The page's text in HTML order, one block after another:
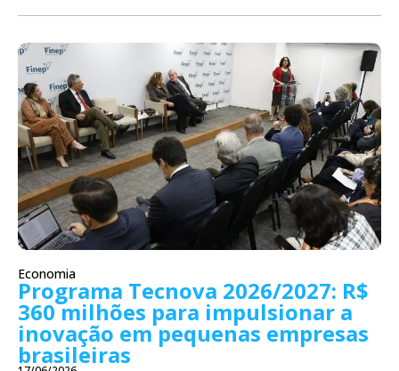
Economia
Programa Tecnova 2026/2027: R$
360 milhões para impulsionar a
inovação em pequenas empresas
brasileiras